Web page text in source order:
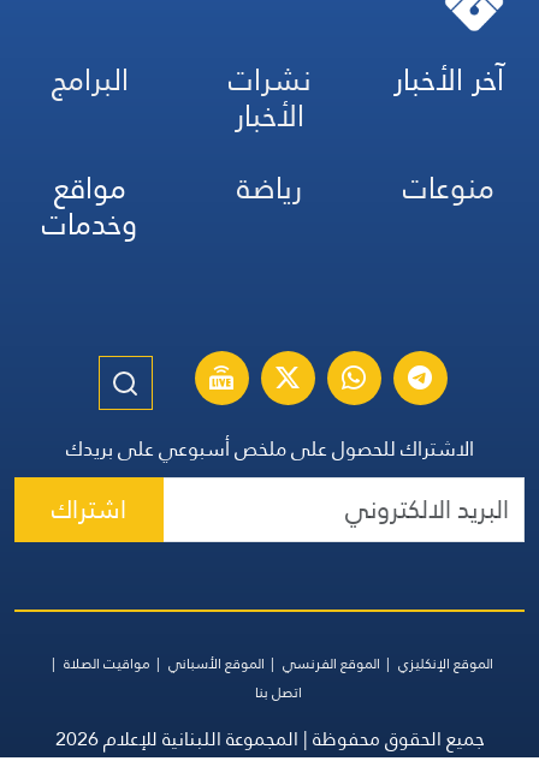
آخر الأخبار نشرات
الأخبار
البرامج
منوعات
رياضة مواقع
وخدمات
الاشتراك للحصول على ملخص أسبوعي على بريدك
اشتراك
الموقع الإنكليزي الموقع الفرنسي الموقع الأسباني
مواقيت الصلاة
اتصل بنا
جميع الحقوق محفوظة | المجموعة اللبنانية للإعلام 2026